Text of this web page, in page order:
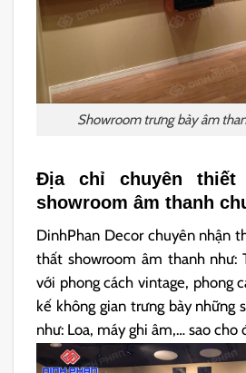
Showroom trưng bày âm
Địa chỉ chuyên
showroom âm thanh
DinhPhan Decor chuyên nhận
thất showroom âm thanh như:
với phong cách vintage, phong
kế không gian trưng bày những
như: Loa, máy ghi âm,… sao cho